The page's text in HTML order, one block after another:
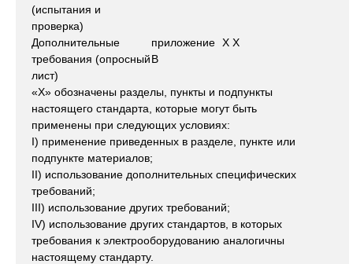
(испытания и
проверка)
Дополнительные
требования (опросный
лист)
приложение
В
X X
«X» обозначены разделы, пункты и подпункты
настоящего стандарта, которые могут быть
применены при следующих условиях:
I) применение приведенных в разделе, пункте или
подпункте материалов;
II) использование дополнительных специфических
требований;
III) использование других требований;
IV) использование других стандартов, в которых
требования к электрооборудованию аналогичны
настоящему стандарту.